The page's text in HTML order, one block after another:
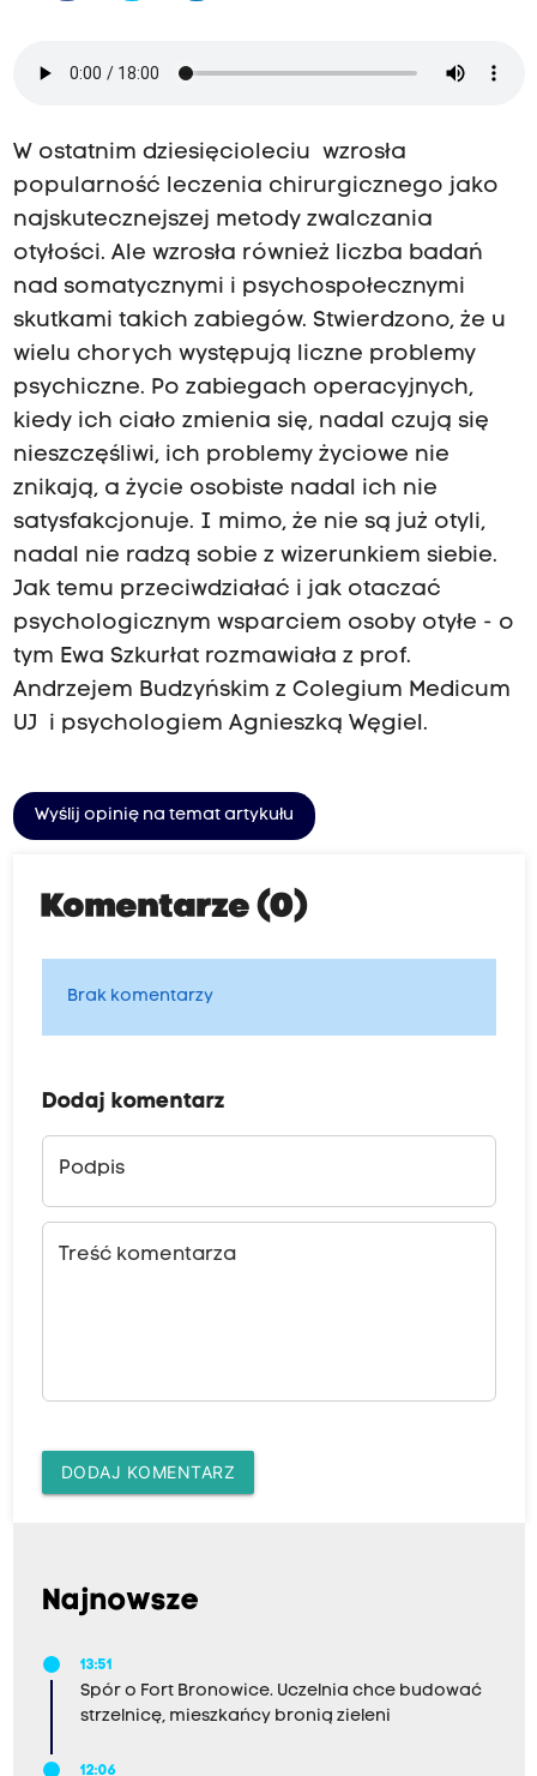
W ostatnim dziesięcioleciu wzrosła
popularność leczenia chirurgicznego jako
najskutecznejszej metody zwalczania
otyłości. Ale wzrosła również liczba badań
nad somatycznymi i psychospołecznymi
skutkami takich zabiegów. Stwierdzono, że u
wielu chorych występują liczne problemy
psychiczne. Po zabiegach operacyjnych,
kiedy ich ciało zmienia się, nadal czują się
nieszczęśliwi, ich problemy życiowe nie
znikają, a życie osobiste nadal ich nie
satysfakcjonuje. I mimo, że nie są już otyli,
nadal nie radzą sobie z wizerunkiem siebie.
Jak temu przeciwdziałać i jak otaczać
psychologicznym wsparciem osoby otyłe - o
tym Ewa Szkurłat rozmawiała z prof.
Andrzejem Budzyńskim z Colegium Medicum
UJ i psychologiem Agnieszką Węgiel.
Wyślij opinię na temat artykułu
Komentarze (0)
Brak komentarzy
Dodaj komentarz
Podpis
Treść komentarza
DODAJ KOMENTARZ
Najnowsze
13:51
Spór o Fort Bronowice. Uczelnia chce budować
strzelnicę, mieszkańcy bronią zieleni
12:06